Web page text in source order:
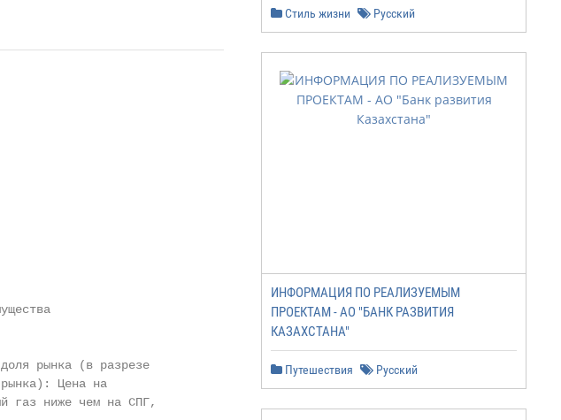
рынка (в разрезе
Цена на
газ ниже чем на СПГ,
Стиль жизни Русский
ИНФОРМАЦИЯ ПО РЕАЛИЗУЕМЫМ
ПРОЕКТАМ - АО "БАНК РАЗВИТИЯ
КАЗАХСТАНА"
Путешествия Русский